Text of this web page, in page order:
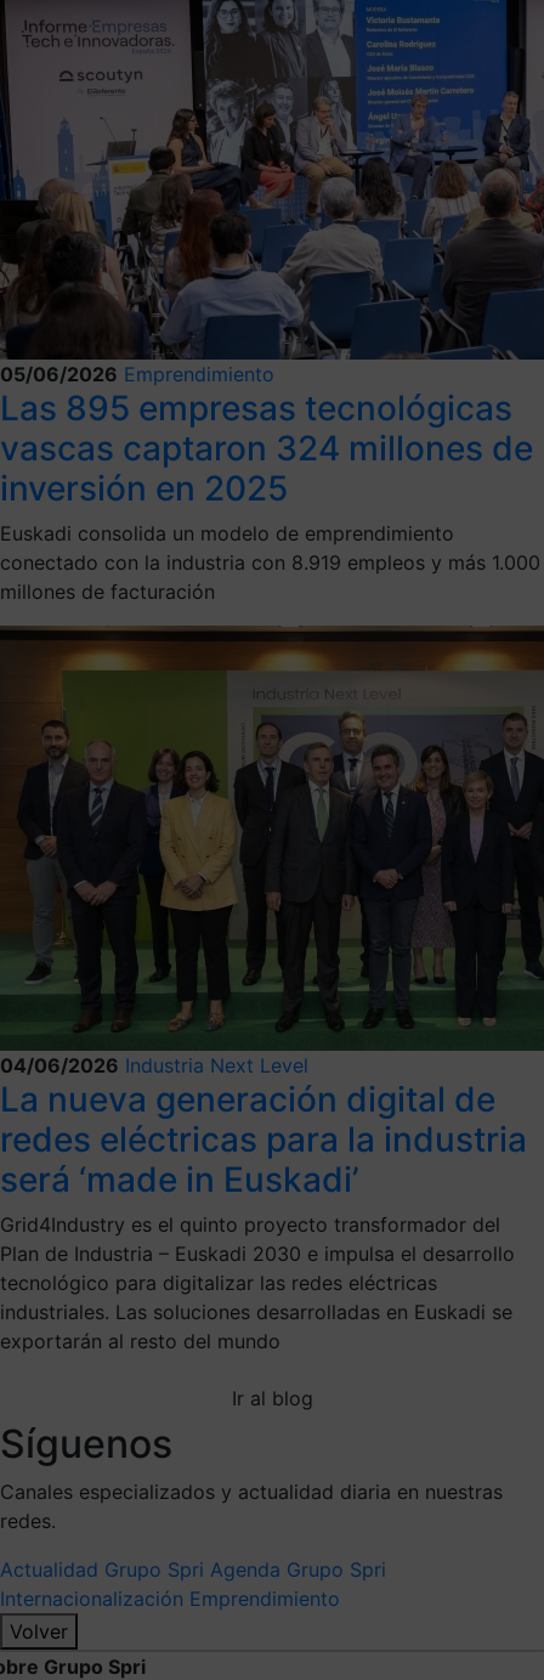
05/06/2026 Emprendimiento
Las 895 empresas tecnológicas
vascas captaron 324 millones de
inversión en 2025
Euskadi consolida un modelo de emprendimiento
conectado con la industria con 8.919 empleos y más 1.000
millones de facturación
04/06/2026 Industria Next Level
La nueva generación digital de
redes eléctricas para la industria
será ‘made in Euskadi’
Grid4Industry es el quinto proyecto transformador del
Plan de Industria – Euskadi 2030 e impulsa el desarrollo
tecnológico para digitalizar las redes eléctricas
industriales. Las soluciones desarrolladas en Euskadi se
exportarán al resto del mundo
Ir al blog
Síguenos
Canales especializados y actualidad diaria en nuestras
redes.
Actualidad Grupo Spri Agenda Grupo Spri
Internacionalización Emprendimiento
Volver
Grupo Spri